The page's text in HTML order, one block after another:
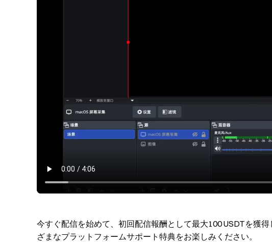
今すぐ配信を始めて、初回配信報酬として最大100 USDTを獲
ざまなプラットフォームサポート特典をお楽しみください。